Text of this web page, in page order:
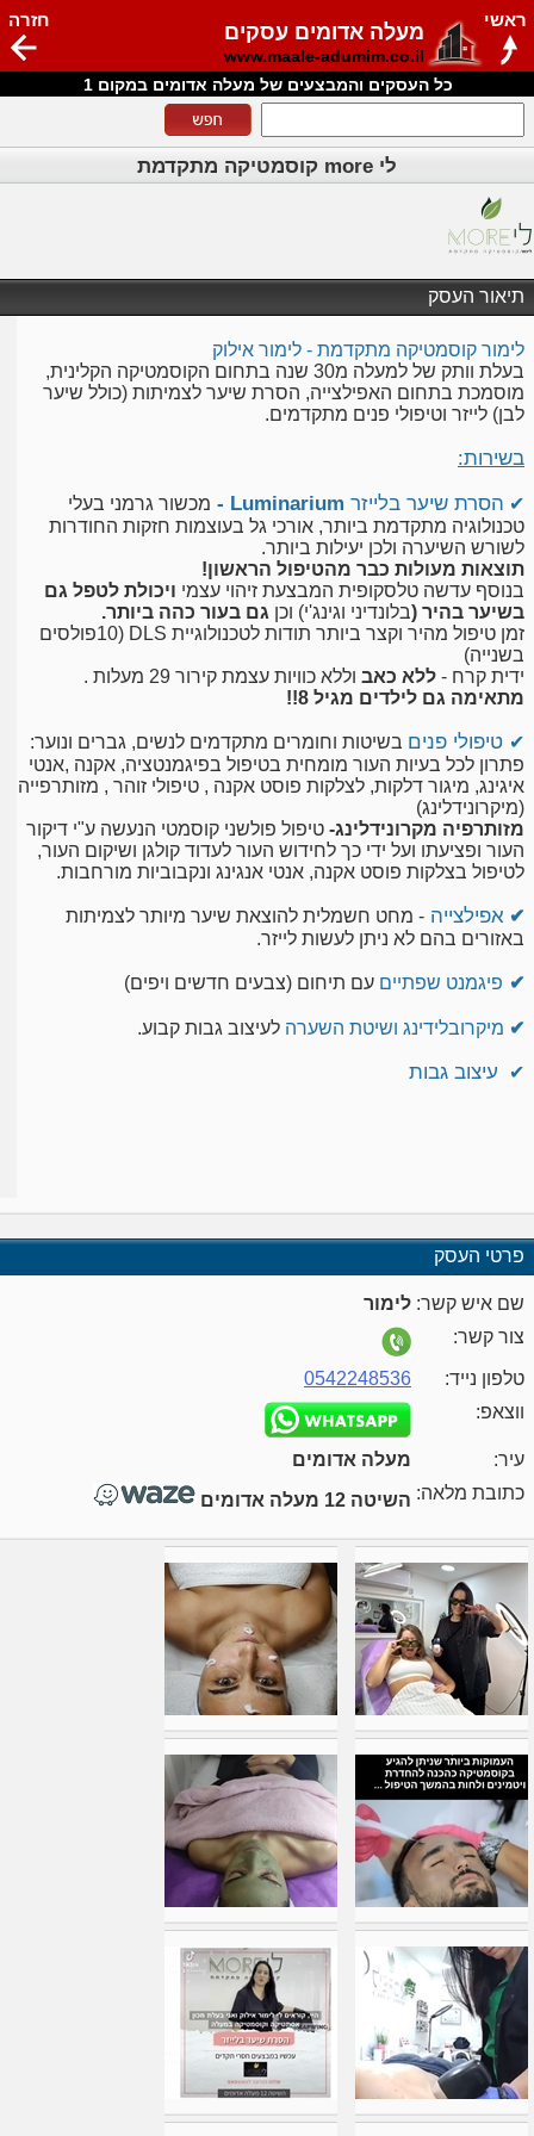
מעלה אדומים עסקים
www.maale-adumim.co.il
חזרה ראשי
כל העסקים והמבצעים של מעלה אדומים במקום 1
לי more קוסמטיקה מתקדמת
תיאור העסק
לימור קוסמטיקה מתקדמת - לימור אילוק
בעלת וותק של למעלה מ30 שנה בתחום הקוסמטיקה הקלינית,
מוסמכת בתחום האפילצייה, הסרת שיער לצמיתות (כולל שיער
לבן) לייזר וטיפולי פנים מתקדמים.
בשירות:
✔ הסרת שיער בלייזר Luminarium -
מכשור גרמני בעלי
טכנולוגיה מתקדמת ביותר, אורכי גל בעוצמות חזקות החודרות
לשורש השיערה ולכן יעילות ביותר.
תוצאות מעולות כבר מהטיפול הראשון!
בנוסף עדשה טלסקופית המבצעת זיהוי עצמי ויכולת לטפל גם
בשיער בהיר (בלונדיני וגינג'י) וכן גם בעור כהה ביותר.
זמן טיפול מהיר וקצר ביותר תודות לטכנולוגיית DLS (10פולסים
בשנייה)
ידית קרח - ללא כאב וללא כוויות עצמת קירור 29 מעלות .
מתאימה גם לילדים מגיל 8!!
✔ טיפולי פנים בשיטות וחומרים מתקדמים לנשים, גברים ונוער:
פתרון לכל בעיות העור מומחית בטיפול בפיגמנטציה, אקנה ,אנטי
איגינג, מיגור דלקות, לצלקות פוסט אקנה , טיפולי זוהר , מזותרפייה
(מיקרונידלינג)
מזותרפיה מקרונידלינג- טיפול פולשני קוסמטי הנעשה ע"י דיקור
העור ופציעתו ועל ידי כך לחידוש העור לעדוד קולגן ושיקום העור,
לטיפול בצלקות פוסט אקנה, אנטי אנגינג ונקבוביות מורחבות.
✔ אפילצייה - מחט חשמלית להוצאת שיער מיותר לצמיתות
באזורים בהם לא ניתן לעשות לייזר.
✔ פיגמנט שפתיים עם תיחום (צבעים חדשים ויפים)
✔ מיקרובלידינג ושיטת השערה לעיצוב גבות קבוע.
✔ עיצוב גבות
פרטי העסק
שם איש קשר: לימור
צור קשר:
טלפון נייד:
0542248536
ווצאפ:
עיר:
מעלה אדומים
כתובת מלאה: השיטה 12 מעלה אדומים